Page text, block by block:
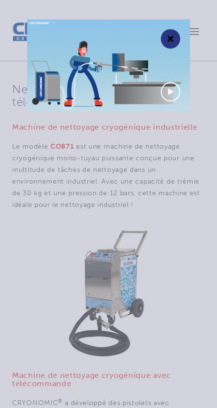
Toggle
Nettoyeur cryogénique COB71:
télécommande en option
Machine de nettoyage cryogénique industrielle
Le modèle COB71 est une machine de nettoyage
cryogénique mono-tuyau puissante conçue pour une
multitude de tâches de nettoyage dans un
environnement industriel. Avec une capacité de trémie
de 30 kg et une pression de 12 bars, cette machine est
idéale pour le nettoyage industriel !
Machine de nettoyage cryogénique avec
télécommande
CRYONOMIC® a développé des pistolets avec
×